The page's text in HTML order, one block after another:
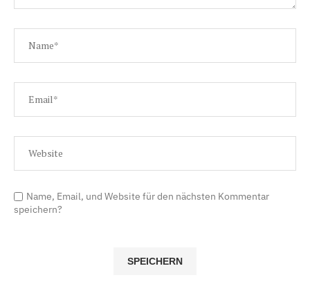
Name, Email, und Website für den nächsten Kommentar
speichern?